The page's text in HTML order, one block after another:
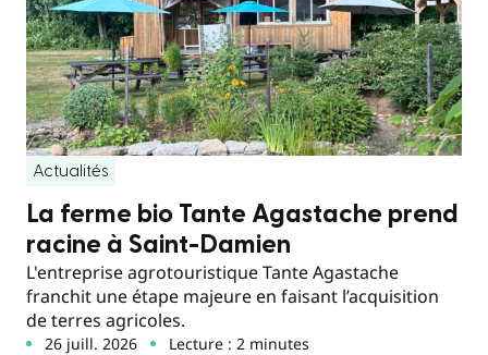
Actualités
La ferme bio Tante Agastache prend
racine à Saint-Damien
L'entreprise agrotouristique Tante Agastache
franchit une étape majeure en faisant l’acquisition
de terres agricoles.
26 juill. 2026 Lecture : 2 minutes